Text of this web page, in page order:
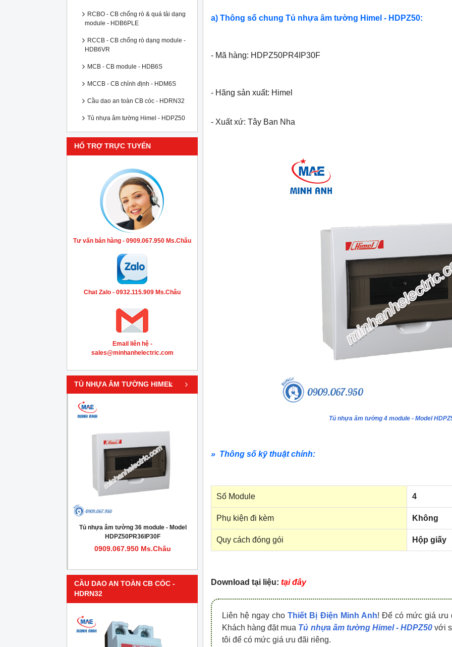
RCBO - CB chống rò & quá tải dạng
module - HDB6PLE
RCCB - CB chống rò dạng module -
HDB6VR
MCB - CB module - HDB6S
MCCB - CB chỉnh định - HDM6S
Cầu dao an toàn CB cóc - HDRN32
Tủ nhựa âm tường Himel - HDPZ50
HỔ TRỢ TRỰC TUYẾN
Tư vấn bán hàng - 0909.067.950 Ms.Châu
Chat Zalo - 0932.115.909 Ms.Châu
Email liên hệ -
sales@minhanhelectric.com
TỦ NHỰA ÂM TƯỜNG HIMEL
Tủ nhựa âm tường 36 module - Model
HDPZ50PR36IP30F
0909.067.950 Ms.Châu
Tủ nhựa âm tường 24 module - Model
HDPZ50PR24IP30F
0909.067.950 Ms.Châu
Tủ nhựa âm tường 18 module - Model
HDPZ50PR18IP30F
0909.067.950 Ms.Châu
‹ ›
CẦU DAO AN TOÀN CB CÓC -
HDRN32
a) Thông số chung Tủ nhựa âm tường Himel - HDPZ50:
- Mã hàng: HDPZ50PR4IP30F
- Hãng sản xuất: Himel
- Xuất xứ: Tây Ban Nha
Tủ nhựa âm tường 4 module - Model
» Thông số kỹ thuật chính:
Số Module 4
Phụ kiện đi kèm Không
Quy cách đóng gói Hộp giấy
Download tại liệu: tại đây
Liên hệ ngay choThiết Bị Điện Minh Anh! Để có mức giá ưu
Khách hàng đặt mua Tủ nhựa âm tường Himel - HDPZ50 với
tôi để có mức giá ưu đãi riêng.